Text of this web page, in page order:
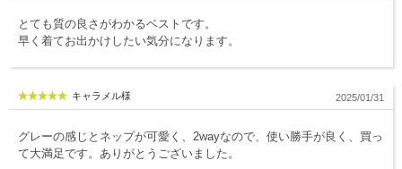
福袋
マイページ
とても質の良さがわかるベストです。
早く着てお出かけしたい気分になります。
キャラメル様 2025/01/31
グレーの感じとネップが可愛く、2wayなので、使い勝手が良く、買っ
て大満足です。ありがとうございました。